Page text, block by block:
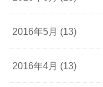
2016年5月 (13)
2016年4月 (13)